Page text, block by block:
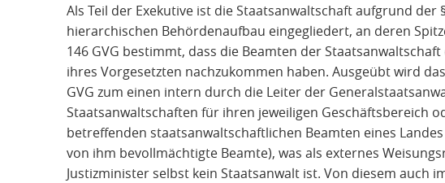
Als Teil der Exekutive ist die Staatsanwaltschaft aufgrund der
hierarchischen Behördenaufbau eingegliedert, an deren
146 GVG bestimmt, dass die Beamten der
ihres Vorgesetzten nachzukommen haben. Ausgeübt wird
GVG zum einen intern durch die Leiter der
Staatsanwaltschaften für ihren jeweiligen Geschäftsbereich
betreffenden staatsanwaltschaftlichen Beamten eines
von ihm bevollmächtigte Beamte), was als externes
Justizminister selbst kein Staatsanwalt ist. Von diesem auch